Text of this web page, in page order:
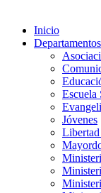
Inicio
Departamentos
Escuela
Jóvenes